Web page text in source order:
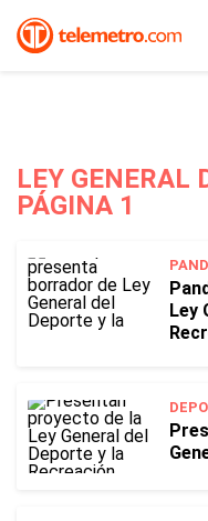
LEY GENERAL
PÁGINA 1
Ley